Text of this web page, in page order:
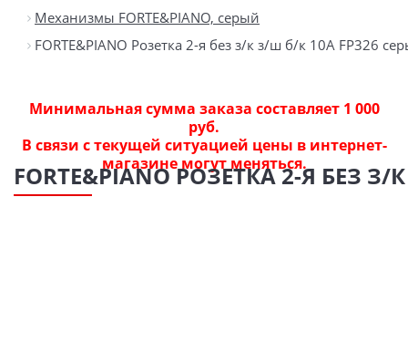
Механизмы FORTE&PIANO, серый
FORTE&PIANO Розетка 2-я без з/к з/ш б/к 10А FP326
Минимальная сумма заказа составляет 1 000
руб.
В связи с текущей ситуацией цены в интернет-
магазине могут меняться.
FORTE&PIANO РОЗЕТКА 2-Я БЕЗ